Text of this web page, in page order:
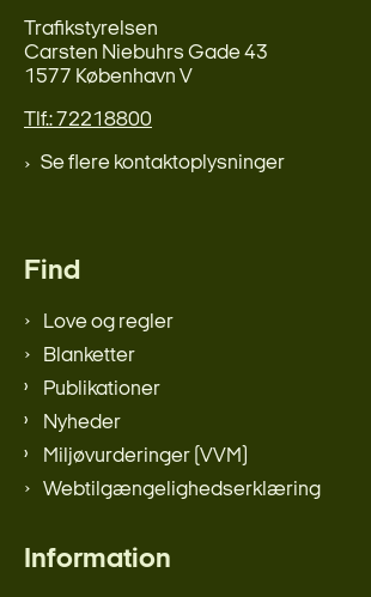
Trafikstyrelsen
Carsten Niebuhrs Gade 43
1577 København V
Tlf.: 72218800
Se flere kontaktoplysninger
Find
Love og regler
Blanketter
Publikationer
Nyheder
Miljøvurderinger (VVM)
Webtilgængelighedserklæring
Information